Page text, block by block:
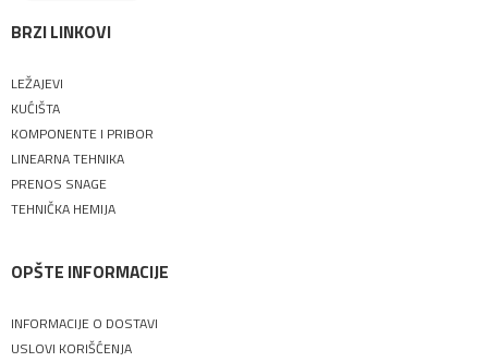
BRZI LINKOVI
LEŽAJEVI
KUĆIŠTA
KOMPONENTE I PRIBOR
LINEARNA TEHNIKA
PRENOS SNAGE
TEHNIČKA HEMIJA
OPŠTE INFORMACIJE
INFORMACIJE O DOSTAVI
USLOVI KORIŠĆENJA